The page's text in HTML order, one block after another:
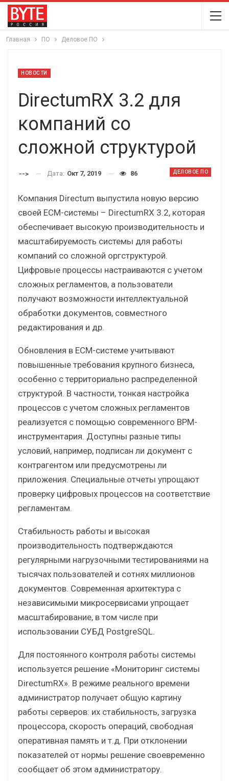
Главная ПО Деловое ПО
НОВОСТИ
DirectumRX 3.2 для
компаний со
сложной структурой
ДЕЛОВОЕ ПО
--> Дата: Окт 7, 2019 86
Компания Directum выпустила новую версию
своей ECM-системы – DirectumRX 3.2, которая
обеспечивает высокую производительность и
масштабируемость системы для работы
компаний со сложной оргструктурой.
Цифровые процессы настраиваются с учетом
сложных регламентов, а пользователи
получают возможности интеллектуальной
обработки документов, совместного
редактирования и др.
Обновления в ECM-системе учитывают
повышенные требования крупного бизнеса,
особенно с территориально распределенной
структурой. В частности, тонкая настройка
процессов с учетом сложных регламентов
реализуется с помощью современного BPM-
инструментария. Доступны разные типы
условий, например, подписан ли документ с
контрагентом или предусмотрены ли
приложения. Специальные отчеты упрощают
проверку цифровых процессов на соответствие
регламентам.
Стабильность работы и высокая
производительность подтверждаются
регулярными нагрузочными тестированиями на
тысячах пользователей и сотнях миллионов
документов. Современная архитектура с
независимыми микросервисами упрощает
масштабирование, в том числе при
использовании СУБД PostgreSQL.
Для постоянного контроля работы системы
используется решение «Мониторинг системы
DirectumRX». В режиме реального времени
администратор получает общую картину
работы серверов: их стабильность, загрузка
процессора, скорость операций, свободная
оперативная память и т.д. При отклонении
показателей от нормы решение своевременно
сообщает об этом администратору.